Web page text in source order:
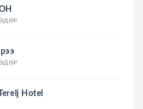
Hotel